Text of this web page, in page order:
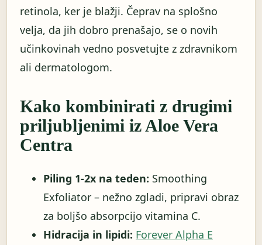
retinola, ker je blažji. Čeprav na splošno
velja, da jih dobro prenašajo, se o novih
učinkovinah vedno posvetujte z zdravnikom
ali dermatologom.
Kako kombinirati z drugimi
priljubljenimi iz Aloe Vera
Centra
Piling 1-2x na teden: Smoothing
Exfoliator – nežno zgladi, pripravi obraz
za boljšo absorpcijo vitamina C.
Hidracija in lipidi: Forever Alpha E